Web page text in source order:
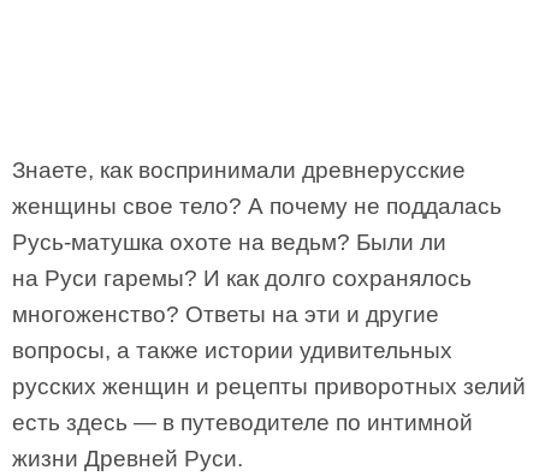
Знаете, как воспринимали древнерусские
женщины свое тело? А почему не поддалась
Русь-матушка охоте на ведьм? Были ли
на Руси гаремы? И как долго сохранялось
многоженство? Ответы на эти и другие
вопросы, а также истории удивительных
русских женщин и рецепты приворотных зелий
есть здесь — в путеводителе по интимной
жизни Древней Руси.